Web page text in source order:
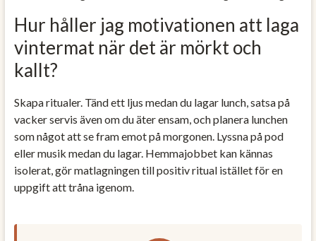
Hur håller jag motivationen att laga
vintermat när det är mörkt och
kallt?
Skapa ritualer. Tänd ett ljus medan du lagar lunch, satsa på
vacker servis även om du äter ensam, och planera lunchen
som något att se fram emot på morgonen. Lyssna på pod
eller musik medan du lagar. Hemmajobbet kan kännas
isolerat, gör matlagningen till positiv ritual istället för en
uppgift att tråna igenom.